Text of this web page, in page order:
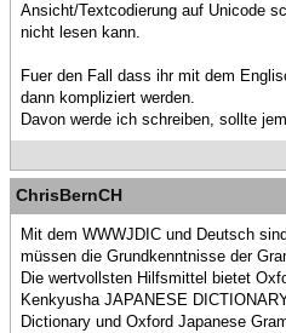
Ansicht/Textcodierung auf Unicode
nicht lesen kann.
Fuer den Fall dass ihr mit dem
dann kompliziert werden.
Davon werde ich schreiben, sollte
ChrisBernCH
Mit dem WWWJDIC und Deutsch
müssen die Grundkenntnisse der
Die wertvollsten Hilfsmittel bietet
Kenkyusha JAPANESE
Dictionary und Oxford Japanese